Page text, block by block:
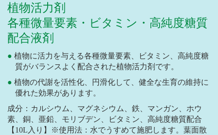
植物活力剤
各種微量要素・ビタミン・高純度糖質
配合液剤
植物に活力を与える各種微量要素、ビタミン、高純度糖
質がバランスよく配合された植物活力剤です。
植物の代謝を活性化、円滑化して、健全な生育の維持に
優れた効果があります。
成分：カルシウム、マグネシウム、鉄、マンガン、ホウ
素、銅、亜鉛、モリブデン、ビタミン、高純度糖質配合
【10L入り】※使用法：水でうすめて施肥します。葉面散